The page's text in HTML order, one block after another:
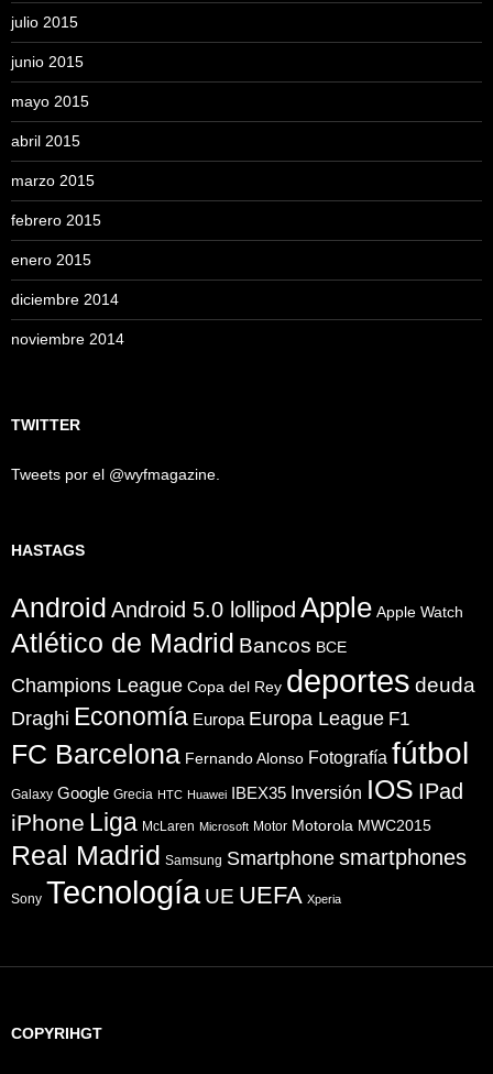
julio 2015
junio 2015
mayo 2015
abril 2015
marzo 2015
febrero 2015
enero 2015
diciembre 2014
noviembre 2014
TWITTER
Tweets por el @wyfmagazine.
HASTAGS
Android Android 5.0 lollipod Apple Apple Watch
Atlético de Madrid Bancos BCE
Champions League Copa del Rey deportes deuda
Draghi Economía Europa Europa League F1
FC Barcelona Fernando Alonso Fotografía fútbol
Galaxy Google Grecia HTC Huawei IBEX35 Inversión IOS IPad
iPhone Liga McLaren Microsoft Motor Motorola MWC2015
Real Madrid Samsung Smartphone smartphones
Sony Tecnología UE UEFA Xperia
COPYRIHGT